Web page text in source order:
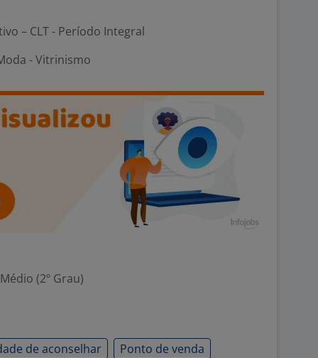
– CLT - Período Integral
- Vitrinismo
(2º Grau)
de aconselhar
Ponto de venda